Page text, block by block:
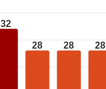
32
28 28 28